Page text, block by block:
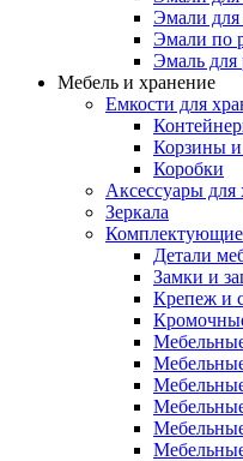
Эмали для
Эмали по
Эмаль для
Мебель и хранение
Емкости для
Корзины и
Коробки
Аксессуары для
Зеркала
Комплектующие
Детали
Замки и
Крепеж и